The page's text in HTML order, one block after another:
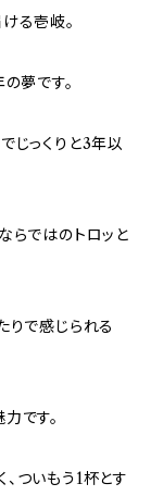
る壱岐。
夢です。
じっくりと3年以
らではのトロッと
りで感じられる
です。
ついもう1杯とす